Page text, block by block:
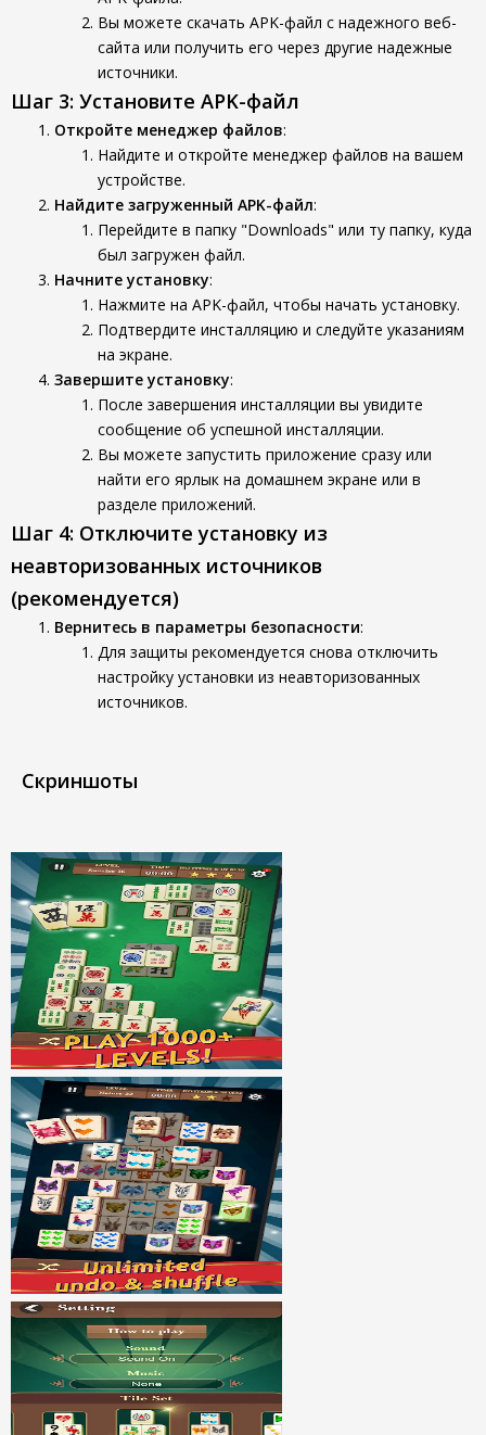
Вы можете скачать APK-файл с надежного веб-
сайта или получить его через другие надежные
источники.
Шаг 3: Установите APK-файл
Откройте менеджер файлов:
Найдите и откройте менеджер файлов на вашем
устройстве.
Найдите загруженный APK-файл:
Перейдите в папку "Downloads" или ту папку, куда
был загружен файл.
Начните установку:
Нажмите на APK-файл, чтобы начать установку.
Подтвердите инсталляцию и следуйте указаниям
на экране.
Завершите установку:
После завершения инсталляции вы увидите
сообщение об успешной инсталляции.
Вы можете запустить приложение сразу или
найти его ярлык на домашнем экране или в
разделе приложений.
Шаг 4: Отключите установку из
неавторизованных источников
(рекомендуется)
Вернитесь в параметры безопасности:
Для защиты рекомендуется снова отключить
настройку установки из неавторизованных
источников.
Скриншоты